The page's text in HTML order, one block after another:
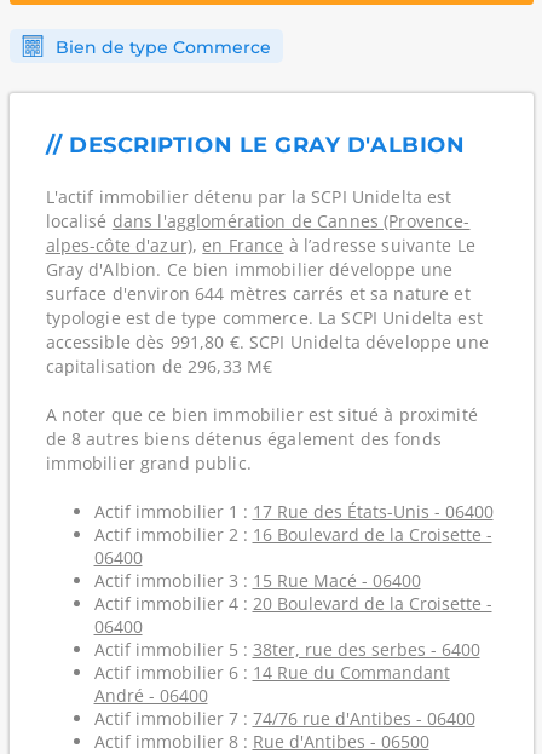
Bien de type Commerce
// DESCRIPTION LE GRAY D'ALBION
L'actif immobilier détenu par la SCPI Unidelta est
localisé dans l'agglomération de Cannes (Provence-
alpes-côte d'azur), en France à l’adresse suivante Le
Gray d'Albion. Ce bien immobilier développe une
surface d'environ 644 mètres carrés et sa nature et
typologie est de type commerce. La SCPI Unidelta est
accessible dès 991,80 €. SCPI Unidelta développe une
capitalisation de 296,33 M€
A noter que ce bien immobilier est situé à proximité
de 8 autres biens détenus également des fonds
immobilier grand public.
Actif immobilier 1 : 17 Rue des États-Unis - 06400
Actif immobilier 2 : 16 Boulevard de la Croisette -
06400
Actif immobilier 3 : 15 Rue Macé - 06400
Actif immobilier 4 : 20 Boulevard de la Croisette -
06400
Actif immobilier 5 : 38ter, rue des serbes - 6400
Actif immobilier 6 : 14 Rue du Commandant
André - 06400
Actif immobilier 7 : 74/76 rue d'Antibes - 06400
Actif immobilier 8 : Rue d'Antibes - 06500